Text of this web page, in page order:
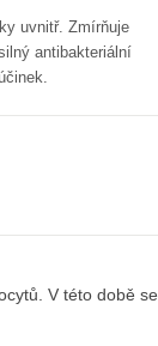
uvnitř. Zmírňuje
antibakteriální
V této době se